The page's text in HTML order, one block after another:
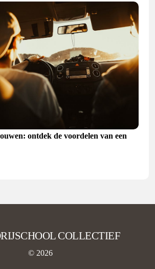
ontdek de voordelen van een
COLLECTIEF
© 2026